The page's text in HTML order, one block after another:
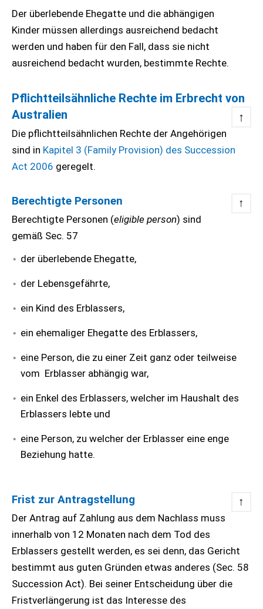
Der überlebende Ehegatte und die abhängigen
Kinder müssen allerdings ausreichend bedacht
werden und haben für den Fall, dass sie nicht
ausreichend bedacht wurden, bestimmte Rechte.
Pflichtteilsähnliche Rechte im Erbrecht von
Australien
↑
Die pflichtteilsähnlichen Rechte der Angehörigen
sind in Kapitel 3 (Family Provision) des Succession
Act 2006 geregelt.
Berechtigte Personen ↑
Berechtigte Personen (eligible person) sind
gemäß Sec. 57
der überlebende Ehegatte,
der Lebensgefährte,
ein Kind des Erblassers,
ein ehemaliger Ehegatte des Erblassers,
eine Person, die zu einer Zeit ganz oder teilweise
vom Erblasser abhängig war,
ein Enkel des Erblassers, welcher im Haushalt des
Erblassers lebte und
eine Person, zu welcher der Erblasser eine enge
Beziehung hatte.
Frist zur Antragstellung ↑
Der Antrag auf Zahlung aus dem Nachlass muss
innerhalb von 12 Monaten nach dem Tod des
Erblassers gestellt werden, es sei denn, das Gericht
bestimmt aus guten Gründen etwas anderes (Sec. 58
Succession Act). Bei seiner Entscheidung über die
Fristverlängerung ist das Interesse des